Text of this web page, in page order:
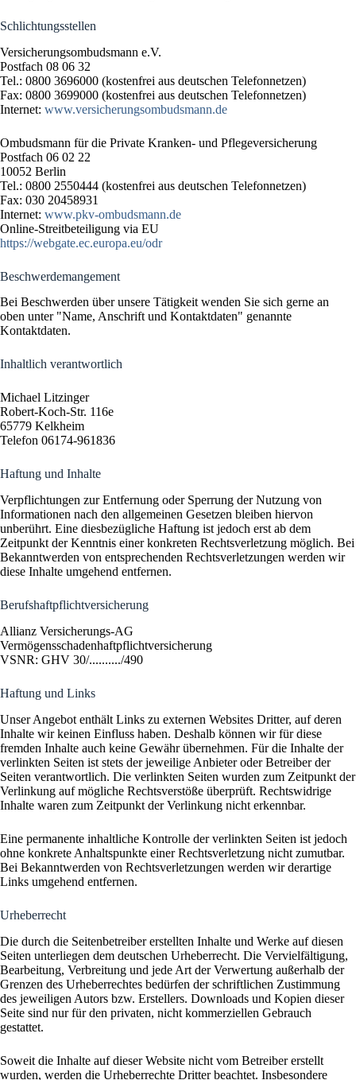
Schlichtungsstellen
Versicherungsombudsmann e.V.
Postfach 08 06 32
Tel.: 0800 3696000 (kostenfrei aus deutschen Telefonnetzen)
Fax: 0800 3699000 (kostenfrei aus deutschen Telefonnetzen)
Internet: www.versicherungsombudsmann.de
Ombudsmann für die Private Kranken- und Pflegeversicherung
Postfach 06 02 22
10052 Berlin
Tel.: 0800 2550444 (kostenfrei aus deutschen Telefonnetzen)
Fax: 030 20458931
Internet: www.pkv-ombudsmann.de
Online-Streitbeteiligung via EU
https://webgate.ec.europa.eu/odr
Beschwerdemangement
Bei Beschwerden über unsere Tätigkeit wenden Sie sich gerne an
oben unter "Name, Anschrift und Kontaktdaten" genannte
Kontaktdaten.
Inhaltlich verantwortlich
Michael Litzinger
Robert-Koch-Str. 116e
65779 Kelkheim
Telefon 06174-961836
Haftung und Inhalte
Verpflichtungen zur Entfernung oder Sperrung der Nutzung von
Informationen nach den allgemeinen Gesetzen bleiben hiervon
unberührt. Eine diesbezügliche Haftung ist jedoch erst ab dem
Zeitpunkt der Kenntnis einer konkreten Rechtsverletzung möglich. Bei
Bekanntwerden von entsprechenden Rechtsverletzungen werden wir
diese Inhalte umgehend entfernen.
Berufshaftpflichtversicherung
Allianz Versicherungs-AG
Vermögensschadenhaftpflichtversicherung
VSNR: GHV 30/........../490
Haftung und Links
Unser Angebot enthält Links zu externen Websites Dritter, auf deren
Inhalte wir keinen Einfluss haben. Deshalb können wir für diese
fremden Inhalte auch keine Gewähr übernehmen. Für die Inhalte der
verlinkten Seiten ist stets der jeweilige Anbieter oder Betreiber der
Seiten verantwortlich. Die verlinkten Seiten wurden zum Zeitpunkt der
Verlinkung auf mögliche Rechtsverstöße überprüft. Rechtswidrige
Inhalte waren zum Zeitpunkt der Verlinkung nicht erkennbar.
Eine permanente inhaltliche Kontrolle der verlinkten Seiten ist jedoch
ohne konkrete Anhaltspunkte einer Rechtsverletzung nicht zumutbar.
Bei Bekanntwerden von Rechtsverletzungen werden wir derartige
Links umgehend entfernen.
Urheberrecht
Die durch die Seitenbetreiber erstellten Inhalte und Werke auf diesen
Seiten unterliegen dem deutschen Urheberrecht. Die Vervielfältigung,
Bearbeitung, Verbreitung und jede Art der Verwertung außerhalb der
Grenzen des Urheberrechtes bedürfen der schriftlichen Zustimmung
des jeweiligen Autors bzw. Erstellers. Downloads und Kopien dieser
Seite sind nur für den privaten, nicht kommerziellen Gebrauch
gestattet.
Soweit die Inhalte auf dieser Website nicht vom Betreiber erstellt
wurden, werden die Urheberrechte Dritter beachtet. Insbesondere